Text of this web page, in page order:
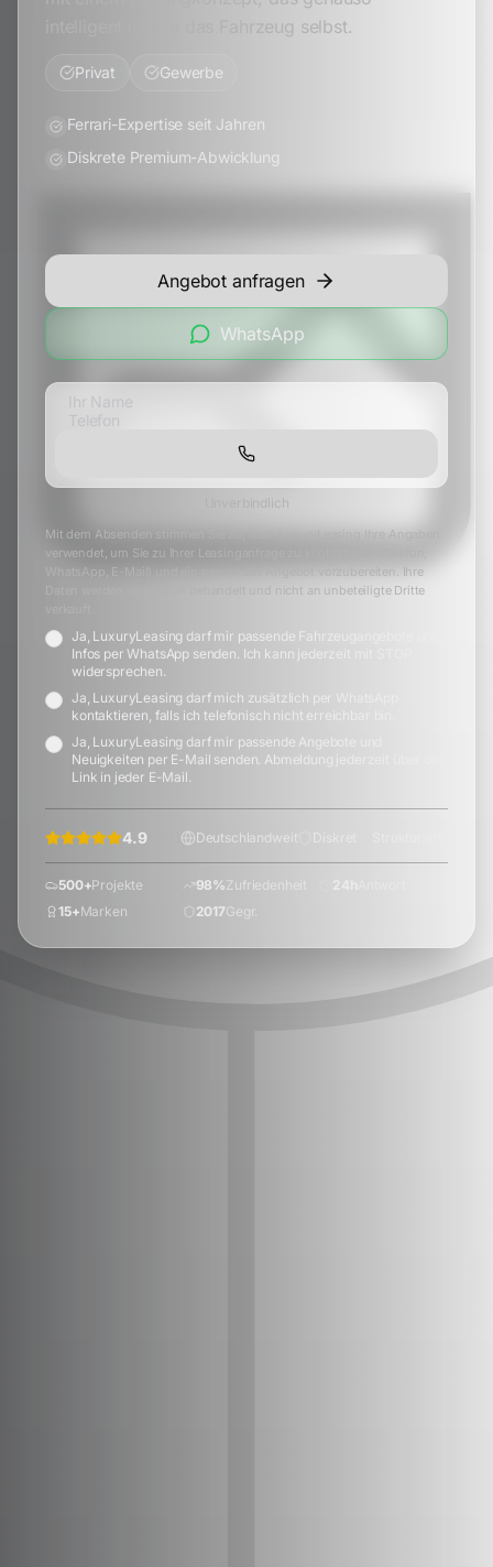
intelligent ist wie das Fahrzeug selbst.
Privat Gewerbe
Ferrari-Expertise seit Jahren
Diskrete Premium-Abwicklung
Angebot anfragen
WhatsApp
Unverbindlich
Mit dem Absenden stimmen Sie zu, dass LuxuryLeasing Ihre Angaben
verwendet, um Sie zu Ihrer Leasinganfrage zu kontaktieren (Telefon,
WhatsApp, E-Mail) und ein passendes Angebot vorzubereiten. Ihre
Daten werden vertraulich behandelt und nicht an unbeteiligte Dritte
Ja, LuxuryLeasing darf mir passende Fahrzeugangebote und
Infos per WhatsApp senden. Ich kann jederzeit mit STOP
widersprechen.
Ja, LuxuryLeasing darf mich zusätzlich per WhatsApp
kontaktieren, falls ich telefonisch nicht erreichbar bin.
Ja, LuxuryLeasing darf mir passende Angebote und
Neuigkeiten per E-Mail senden. Abmeldung jederzeit über den
Link in jeder E-Mail.
4.9( Deutschlandweit
500+Projekte 98% Zufriedenheit 24h
15+Marken 2017Gegr.